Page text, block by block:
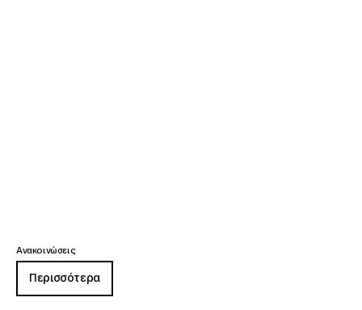
Ανακοινώσεις
Περισσότερα